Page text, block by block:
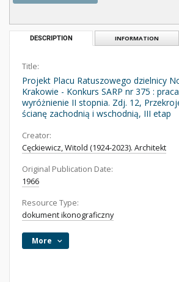
DESCRIPTION INFORMATION
Title:
Projekt Placu Ratuszowego dzielnicy
Krakowie - Konkurs SARP nr 375 :
wyróżnienie II stopnia. Zdj. 12,
ścianę zachodnią i wschodnią, III etap
Creator:
Cęckiewicz, Witold (1924-2023). Architekt
Original Publication Date:
1966
Resource Type:
dokument ikonograficzny
More